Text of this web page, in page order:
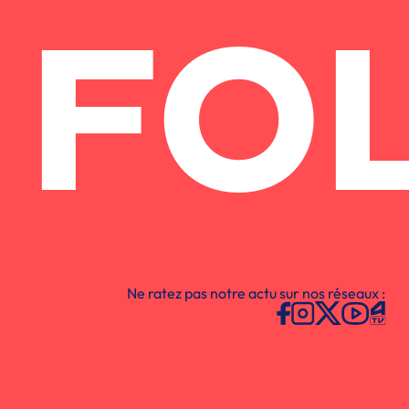
Ne ratez pas notre actu sur nos réseaux :